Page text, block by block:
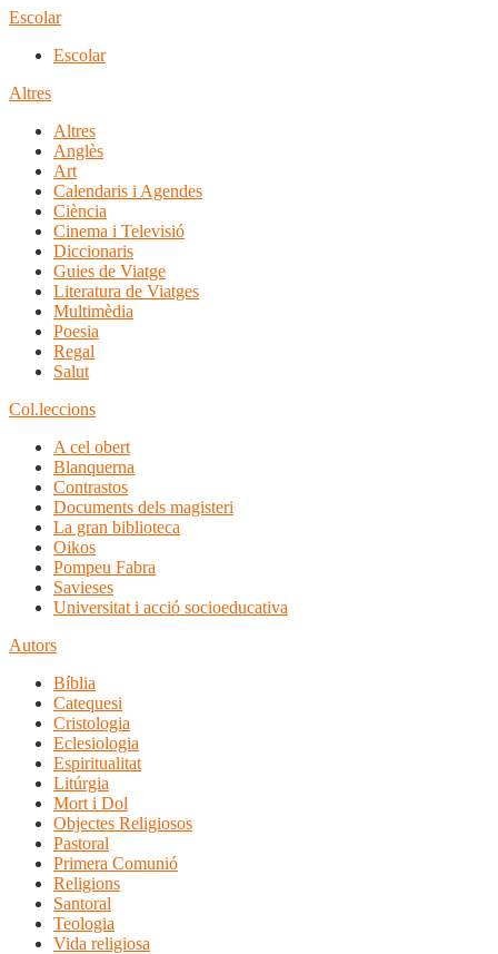
Escolar
Escolar
Altres
Altres
Anglès
Art
Calendaris i Agendes
Ciència
Cinema i Televisió
Diccionaris
Guies de Viatge
Literatura de Viatges
Multimèdia
Poesia
Regal
Salut
Col.leccions
A cel obert
Blanquerna
Contrastos
Documents dels magisteri
La gran biblioteca
Oikos
Pompeu Fabra
Savieses
Universitat i acció socioeducativa
Autors
Bíblia
Catequesi
Cristologia
Eclesiologia
Espiritualitat
Litúrgia
Mort i Dol
Objectes Religiosos
Pastoral
Primera Comunió
Religions
Santoral
Teologia
Vida religiosa